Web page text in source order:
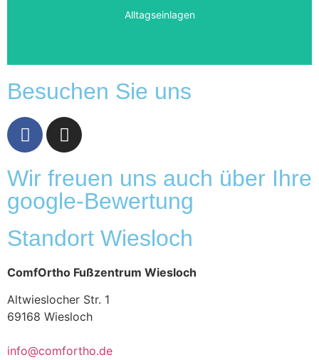
Alltagseinlagen
Besuchen Sie uns
Wir freuen uns auch über Ihre
google-Bewertung
Standort Wiesloch
ComfOrtho Fußzentrum Wiesloch
Altwieslocher Str. 1
69168 Wiesloch
info@comfortho.de